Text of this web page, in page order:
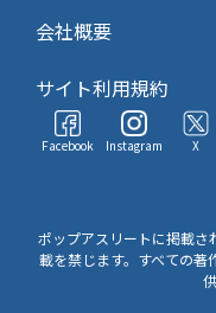
会社概要
サイト利用規約
Facebook Instagram X
ポップアスリートに掲載さ
載を禁じます。すべての